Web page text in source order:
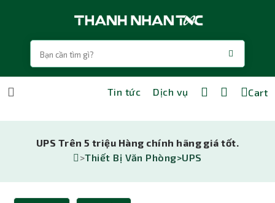
Tin tức Dịch vụ Cart
UPS Trên 5 triệu Hàng chính hãng giá tốt.
>Thiết Bị Văn Phòng>UPS